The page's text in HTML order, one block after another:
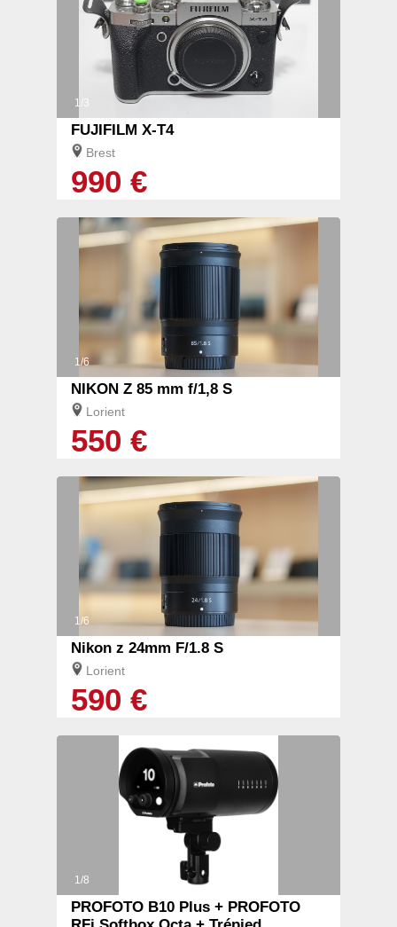
1/3
FUJIFILM X-T4
Brest
990 €
1/6
NIKON Z 85 mm f/1,8 S
Lorient
550 €
1/6
Nikon z 24mm F/1.8 S
Lorient
590 €
1/8
PROFOTO B10 Plus + PROFOTO